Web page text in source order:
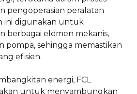
pengoperasian peralatan
ini digunakan untuk
berbagai elemen mekanis,
pompa, sehingga memastikan
efisien.
energi, FCL
untuk menyambungkan